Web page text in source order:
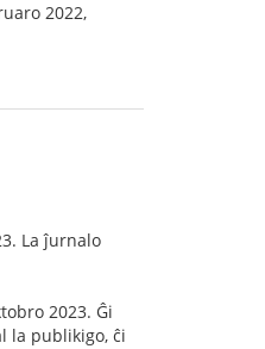
2022,
La ĵurnalo
2023. Ĝi
la publikigo, ĉi